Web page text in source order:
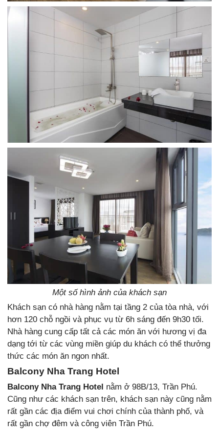
Một số hình ảnh của khách sạn
Khách sạn có nhà hàng nằm tại tầng 2 của tòa nhà, với
hơn 120 chỗ ngồi và phục vụ từ 6h sáng đến 9h30 tối.
Nhà hàng cung cấp tất cả các món ăn với hương vị đa
dạng tới từ các vùng miền giúp du khách có thể thưởng
thức các món ăn ngon nhất.
Balcony Nha Trang Hotel
Balcony Nha Trang Hotel nằm ở 98B/13, Trần Phú.
Cũng như các khách sạn trên, khách sạn này cũng nằm
rất gần các địa điểm vui chơi chính của thành phố, và
rất gần chợ đêm và công viên Trần Phú.